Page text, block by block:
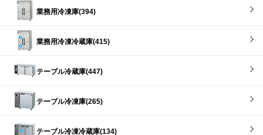
業務用冷凍庫(394)
業務用冷凍冷蔵庫(415)
テーブル冷蔵庫(447)
テーブル冷凍庫(265)
テーブル冷凍冷蔵庫(134)